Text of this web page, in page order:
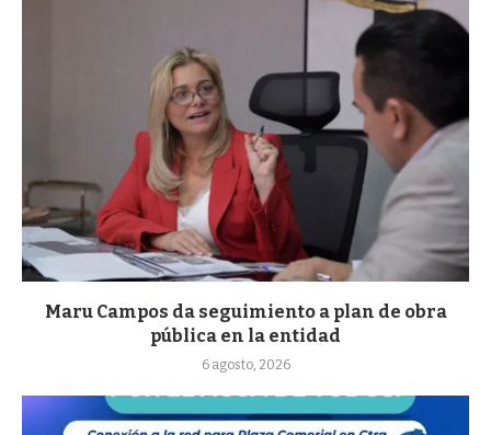
Maru Campos da seguimiento a plan de obra
pública en la entidad
6 agosto, 2026